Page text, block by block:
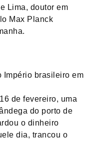
Lima, doutor em
Max Planck
Império brasileiro em
de fevereiro, uma
do porto de
o dinheiro
dia, trancou o